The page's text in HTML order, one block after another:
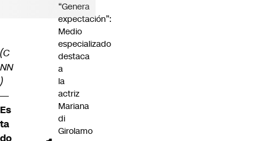
(C
NN
)
—
Es
ta
“Genera
expectación”:
Medio
especializado
destaca
a
la
actriz
Mariana
di
Girolamo